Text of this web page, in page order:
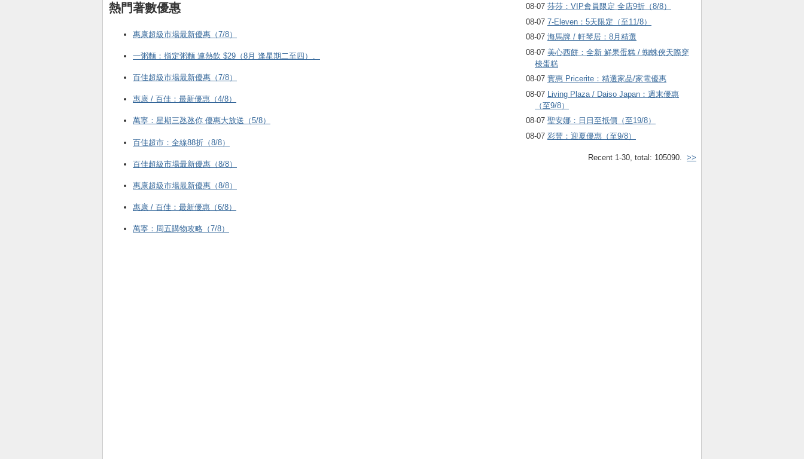
08-07 莎莎：VIP會員限定 全店9折（8/8）
08-07 7-Eleven：5天限定（至11/8）
08-07 海馬牌 / 軒琴居：8月精選
08-07 美心西餅：全新 鮮果蛋糕 / 蜘蛛俠天際穿
梭蛋糕
08-07 實惠 Pricerite：精選家品/家電優惠
08-07
Living Plaza / Daiso Japan：週末優惠
（至9/8）
08-07 聖安娜：日日至抵價（至19/8）
08-07 彩豐：迎夏優惠（至9/8）
Recent 1-30, total: 105090. >>
熱門著數優惠
惠康超級市場最新優惠（7/8）
一粥麵：指定粥麵 連熱飲 $29（8月 逢星期二至四）、
百佳超級市場最新優惠（7/8）
惠康 / 百佳：最新優惠（4/8）
萬寧：星期三氹氹你 優惠大放送（5/8）
百佳超市：全線88折（8/8）
百佳超級市場最新優惠（8/8）
惠康超級市場最新優惠（8/8）
惠康 / 百佳：最新優惠（6/8）
萬寧：周五購物攻略（7/8）